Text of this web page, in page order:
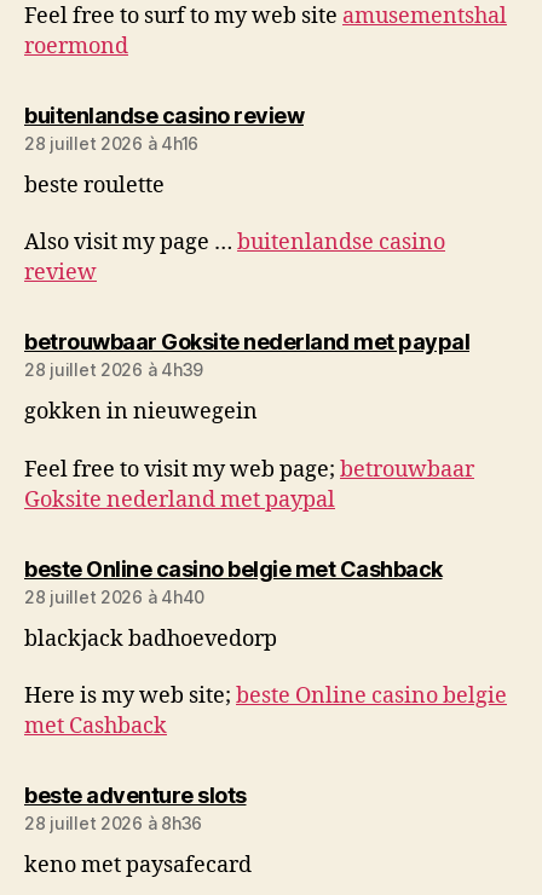
Feel free to surf to my web site amusementshal
roermond
buitenlandse casino reviewdit :
28 juillet 2026 à 4h16
beste roulette
Also visit my page … buitenlandse casino
review
betrouwbaar Goksite nederland met paypaldit :
28 juillet 2026 à 4h39
gokken in nieuwegein
Feel free to visit my web page; betrouwbaar
Goksite nederland met paypal
beste Online casino belgie met Cashbackdit :
28 juillet 2026 à 4h40
blackjack badhoevedorp
Here is my web site; beste Online casino belgie
met Cashback
beste adventure slotsdit :
28 juillet 2026 à 8h36
keno met paysafecard